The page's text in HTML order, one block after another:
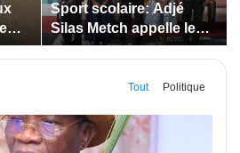
de
Insertion des jeunes: La
Côte d’Ivoire renforce le
suivi des conventions
Tout Politique